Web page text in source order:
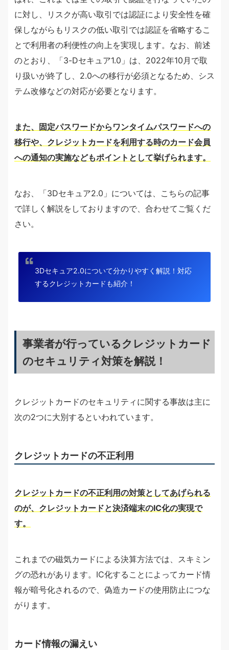
に対し、リスクが高い取引では認証により安全性を確
保しながらもリスクの低い取引では認証を省略するこ
とで利用者の利便性の向上を実現します。なお、前述
のとおり、「3-Dセキュア1.0」は、2022年10月で取
り扱いが終了し、2.0への移行が必須となるため、シス
テム改修などの対応が必要となります。
また、固定パスワードからワンタイムパスワードへの
移行や、クレジットカードを利用する時のカード会員
への通知の実施などもポイントとして挙げられます。
なお、「3Dセキュア2.0」については、こちらの記事
で詳しく解説をしておりますので、合わせてご覧くだ
さい。
3Dセキュア2.0について分かりやすく解説！対応
するクレジットカードも紹介！
事業者が行っているクレジットカード
のセキュリティ対策を解説！
クレジットカードのセキュリティに関する事故は主に
次の2つに大別するといわれています。
クレジットカードの不正利用
クレジットカードの不正利用の対策としてあげられる
のが、クレジットカードと決済端末のIC化の実現で
す。
これまでの磁気カードによる決算方法では、スキミン
グの恐れがあります。IC化することによってカード情
報が暗号化されるので、偽造カードの使用防止につな
がります。
カード情報の漏えい